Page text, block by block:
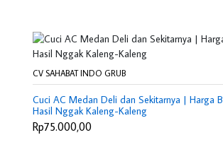
CV SAHABAT INDO GRUB
Cuci AC Medan Deli dan Sekitarnya | Harga
Hasil Nggak Kaleng-Kaleng
Rp75.000,00